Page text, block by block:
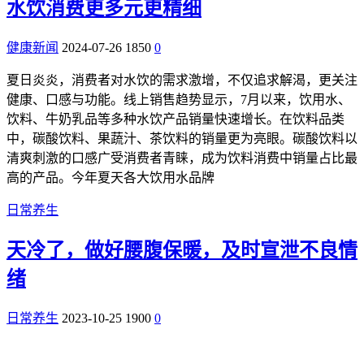
水饮消费更多元更精细
健康新闻 2024-07-26 1850 0
夏日炎炎，消费者对水饮的需求激增，不仅追求解渴，更关注
健康、口感与功能。线上销售趋势显示，7月以来，饮用水、
饮料、牛奶乳品等多种水饮产品销量快速增长。在饮料品类
中，碳酸饮料、果蔬汁、茶饮料的销量更为亮眼。碳酸饮料以
清爽刺激的口感广受消费者青睐，成为饮料消费中销量占比最
高的产品。今年夏天各大饮用水品牌
日常养生
天冷了，做好腰腹保暖，及时宣泄不良情
绪
日常养生 2023-10-25 1900 0